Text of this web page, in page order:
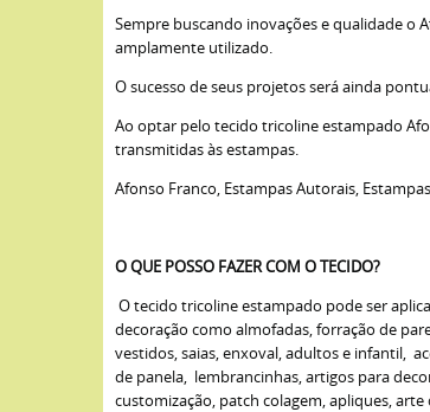
Sempre buscando inovações e qualidade o
amplamente utilizado.
O sucesso de seus projetos será ainda
Ao optar pelo tecido tricoline estampado
transmitidas às estampas.
Afonso Franco, Estampas Autorais,
O QUE POSSO FAZER COM O TECIDO?
O tecido tricoline estampado pode ser
decoração como almofadas, forração de
vestidos, saias, enxoval, adultos e infantil,
de panela, lembrancinhas, artigos para
customização, patch colagem, apliques,